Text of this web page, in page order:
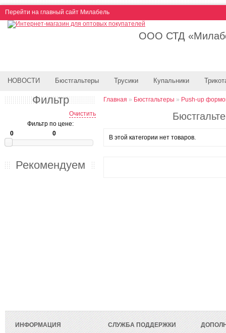
Перейти на главный сайт Милабель
ООО СТД
НОВОСТИ Бюстгальтеры Трусики Купальники
Фильтр
Очистить
Фильтр по цене:
Рекомендуем
Главная » Бюстгальтеры » Push-up
В этой категории нет товаров.
ИНФОРМАЦИЯ
СЛУЖБА ПОДДЕРЖКИ